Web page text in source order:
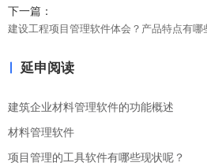
下一篇：
建设工程项目管理软件体会？产品特点有哪
延申阅读
建筑企业材料管理软件的功能概述
材料管理软件
项目管理的工具软件有哪些现状呢？